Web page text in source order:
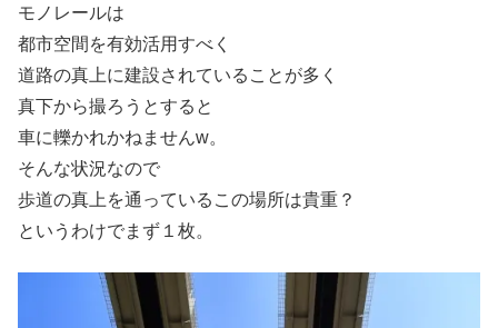
モノレールは
都市空間を有効活用すべく
道路の真上に建設されていることが多く
真下から撮ろうとすると
車に轢かれかねませんw。
そんな状況なので
歩道の真上を通っているこの場所は貴重？
というわけでまず１枚。